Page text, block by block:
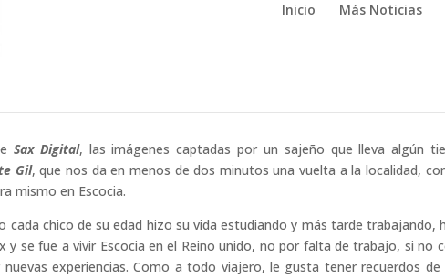
Inicio Más Noticias
de Cristian Richarte Gil
Sax Digital, las imágenes captadas por un sajeño que lleva algún
Gil, que nos da en menos de dos minutos una vuelta a la localidad,
mismo en Escocia.
cada chico de su edad hizo su vida estudiando y más tarde trabajando,
y se fue a vivir Escocia en el Reino unido, no por falta de trabajo, si no
experiencias. Como a todo viajero, le gusta tener recuerdos de